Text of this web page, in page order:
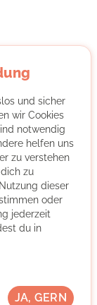
diakonisches
Baden-
betreuen
8.000
auf
und sicher
wir Cookies
notwendig
helfen uns
zu verstehen
zu
dieser
oder
jederzeit
du in
JA, GERN